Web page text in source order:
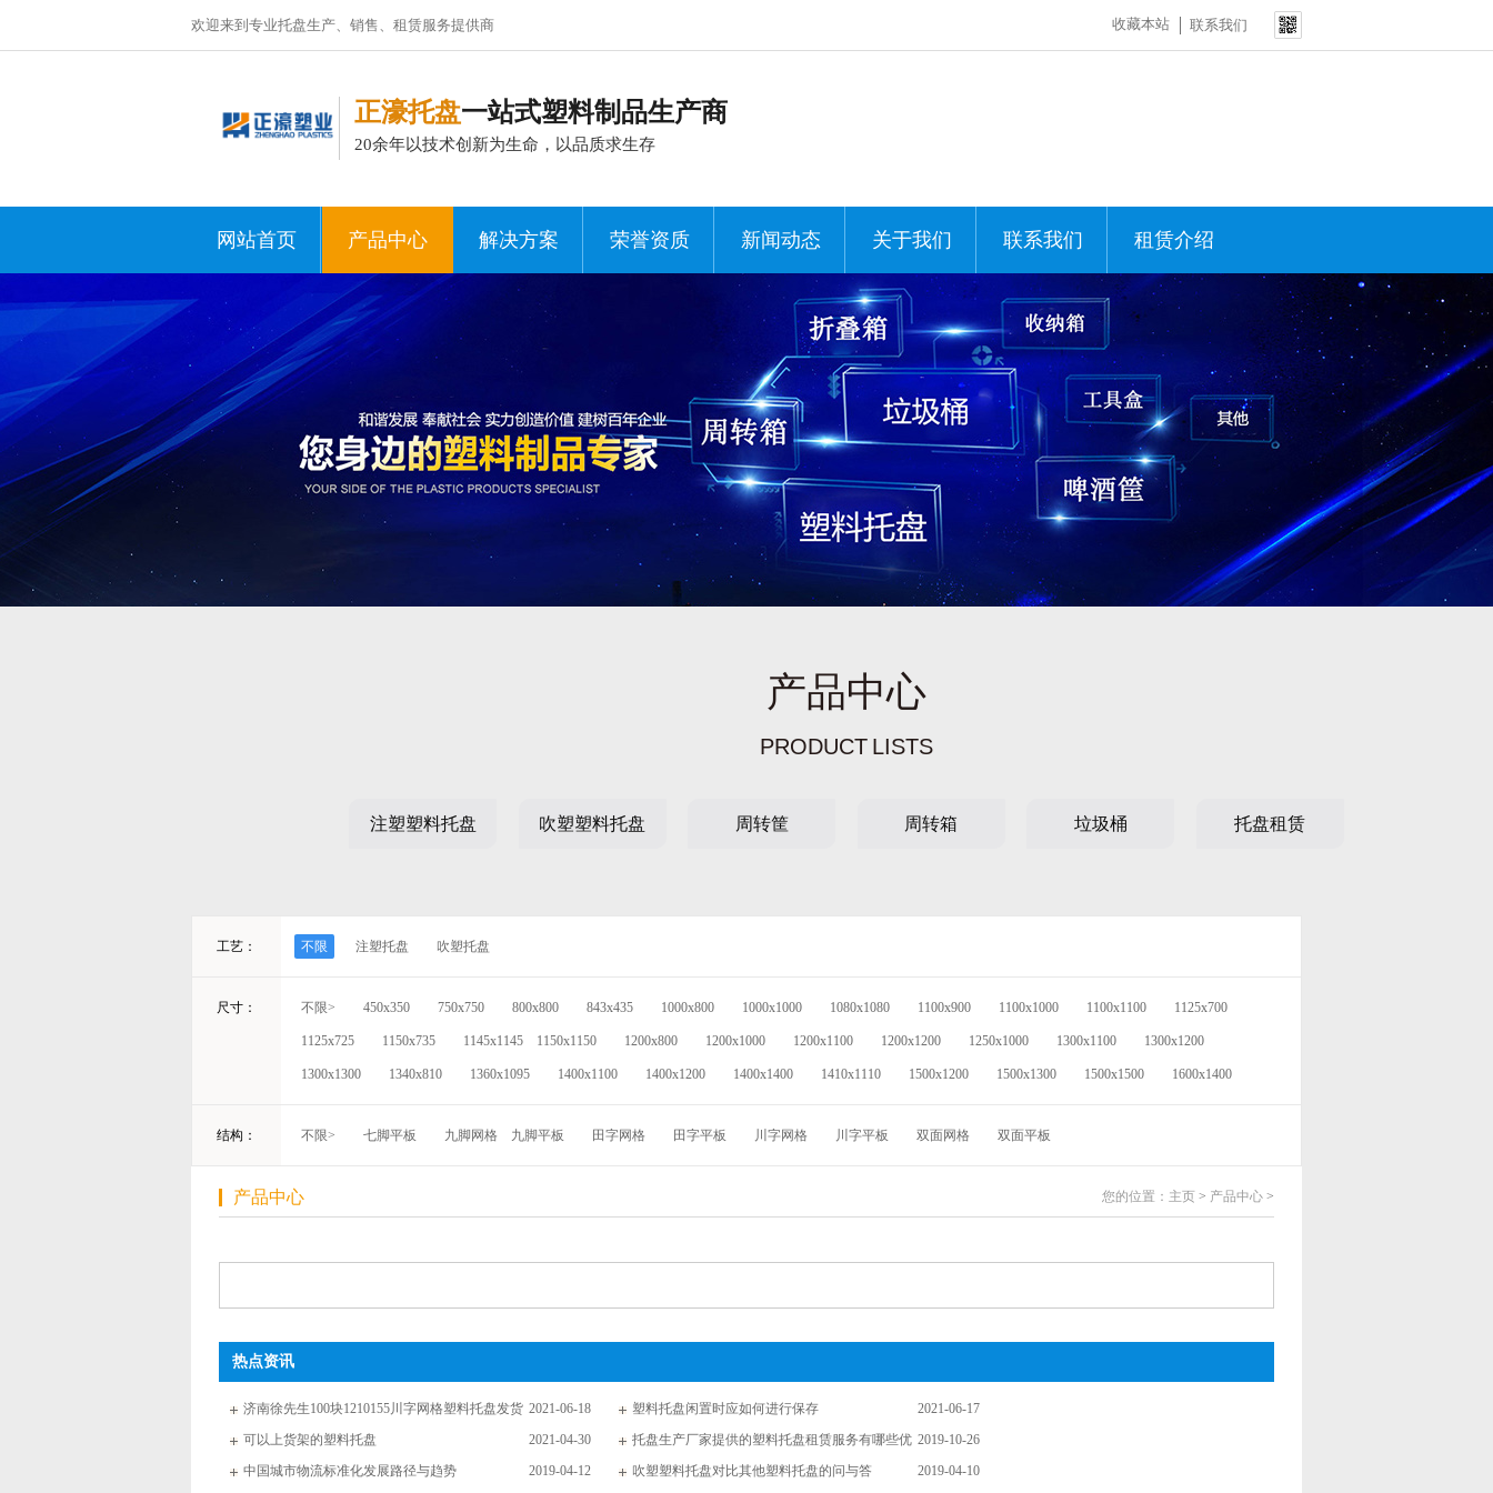
欢迎来到专业托盘生产、销售、租赁服务提供商 收藏本站 联系我们
正濠托盘一站式塑料制品生产商
20余年以技术创新为生命，以品质求生存
网站首页 产品中心 解决方案 荣誉资质 新闻动态 关于我们 联系我们 租赁介绍
产品中心
PRODUCT LISTS
注塑塑料托盘 吹塑塑料托盘 周转筐 周转箱 垃圾桶 托盘租赁
工艺： 不限 注塑托盘 吹塑托盘
尺寸： 不限> 450x350 750x750 800x800 843x435 1000x800 1000x1000 1080x1080 1100x900 1100x1000 1100x1100 1125x700
1125x725 1150x735 1145x1145 1150x1150 1200x800 1200x1000 1200x1100 1200x1200 1250x1000 1300x1100 1300x1200
1300x1300 1340x810 1360x1095 1400x1100 1400x1200 1400x1400 1410x1110 1500x1200 1500x1300 1500x1500 1600x1400
结构： 不限> 七脚平板 九脚网格 九脚平板 田字网格 田字平板 川字网格 川字平板 双面网格 双面平板
产品中心 您的位置： 主页 > 产品中心 >
热点资讯
2021-06-18
济南徐先生100块1210155川字网格塑料托盘发货
通知
2021-06-17
塑料托盘闲置时应如何进行保存
2021-04-30
可以上货架的塑料托盘 2019-10-26
托盘生产厂家提供的塑料托盘租赁服务有哪些优
2019-04-12
中国城市物流标准化发展路径与趋势 2019-04-10
吹塑塑料托盘对比其他塑料托盘的问与答